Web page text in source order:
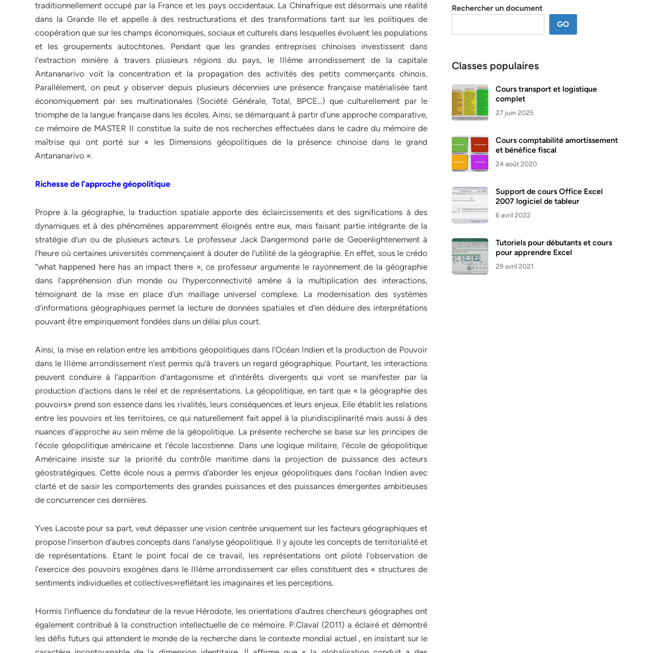
traditionnellement occupé par la France et les pays occidentaux. La Chinafrique est désormais une réalité
dans la Grande Ile et appelle à des restructurations et des transformations tant sur les politiques de
coopération que sur les champs économiques, sociaux et culturels dans lesquelles évoluent les populations
et les groupements autochtones. Pendant que les grandes entreprises chinoises investissent dans
l’extraction minière à travers plusieurs régions du pays, le IIIème arrondissement de la capitale
Antananarivo voit la concentration et la propagation des activités des petits commerçants chinois.
Parallèlement, on peut y observer depuis plusieurs décennies une présence française matérialisée tant
économiquement par ses multinationales (Société Générale, Total, BPCE…) que culturellement par le
triomphe de la langue française dans les écoles. Ainsi, se démarquant à partir d’une approche comparative,
ce mémoire de MASTER II constitue la suite de nos recherches effectuées dans le cadre du mémoire de
maîtrise qui ont porté sur « les Dimensions géopolitiques de la présence chinoise dans le grand
Antananarivo ».
Richesse de l’approche géopolitique
Propre à la géographie, la traduction spatiale apporte des éclaircissements et des significations à des
dynamiques et à des phénomènes apparemment éloignés entre eux, mais faisant partie intégrante de la
stratégie d’un ou de plusieurs acteurs. Le professeur Jack Dangermond parle de Geoenlightenement à
l’heure où certaines universités commençaient à douter de l’utilité de la géographie. En effet, sous le crédo
“what happened here has an impact there », ce professeur argumente le rayonnement de la géographie
dans l’appréhension d’un monde ou l’hyperconnectivité amène à la multiplication des interactions,
témoignant de la mise en place d’un maillage universel complexe. La modernisation des systèmes
d’informations géographiques permet la lecture de données spatiales et d’en déduire des interprétations
pouvant être empiriquement fondées dans un délai plus court.
Ainsi, la mise en relation entre les ambitions géopolitiques dans l’Océan Indien et la production de Pouvoir
dans le IIIème arrondissement n’est permis qu’à travers un regard géographique. Pourtant, les interactions
peuvent conduire à l’apparition d’antagonisme et d’intérêts divergents qui vont se manifester par la
production d’actions dans le réel et de représentations. La géopolitique, en tant que « la géographie des
pouvoirs» prend son essence dans les rivalités, leurs conséquences et leurs enjeux. Elle établit les relations
entre les pouvoirs et les territoires, ce qui naturellement fait appel à la pluridisciplinarité mais aussi à des
nuances d’approche au sein même de la géopolitique. La présente recherche se base sur les principes de
l’école géopolitique américaine et l’école lacostienne. Dans une logique militaire, l’école de géopolitique
Américaine insiste sur la priorité du contrôle maritime dans la projection de puissance des acteurs
géostratégiques. Cette école nous a permis d’aborder les enjeux géopolitiques dans l’océan Indien avec
clarté et de saisir les comportements des grandes puissances et des puissances émergentes ambitieuses
de concurrencer ces dernières.
Yves Lacoste pour sa part, veut dépasser une vision centrée uniquement sur les facteurs géographiques et
propose l’insertion d’autres concepts dans l’analyse géopolitique. Il y ajoute les concepts de territorialité et
de représentations. Etant le point focal de ce travail, les représentations ont piloté l’observation de
l’exercice des pouvoirs exogènes dans le IIIème arrondissement car elles constituent des « structures de
sentiments individuelles et collectives»reflétant les imaginaires et les perceptions.
Hormis l’influence du fondateur de la revue Hérodote, les orientations d’autres chercheurs géographes ont
également contribué à la construction intellectuelle de ce mémoire. P.Claval (2011) a éclairé et démontré
les défis futurs qui attendent le monde de la recherche dans le contexte mondial actuel , en insistant sur le
Rechercher un document
GO
Classes populaires
Cours transport et logistique
complet
27 juin 2025
Cours comptabilité amortissement
et bénéfice fiscal
24 août 2020
Support de cours Office Excel
2007 logiciel de tableur
6 avril 2022
Tutoriels pour débutants et cours
pour apprendre Excel
29 avril 2021